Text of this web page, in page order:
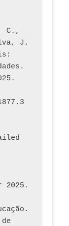
C.,
J.
2025.